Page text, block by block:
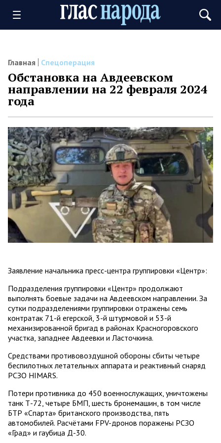
Главная Спецоперация
Обстановка на Авдеевском
направлении на 22 февраля 2024
года
Заявление начальника пресс-центра группировки «Центр»:
Подразделения группировки «Центр» продолжают
выполнять боевые задачи на Авдеевском направлении. За
сутки подразделениями группировки отражены семь
контратак 71-й егерской, 3-й штурмовой и 53-й
механизированной бригад в районах Красногоровского
участка, западнее Авдеевки и Ласточкина.
Средствами противовоздушной обороны сбиты четыре
беспилотных летательных аппарата и реактивный снаряд
РСЗО HIMARS.
Потери противника до 450 военнослужащих, уничтожены
танк Т-72, четыре БМП, шесть бронемашин, в том числе
БТР «Спарта» британского производства, пять
автомобилей. Расчётами FPV-дронов поражены РСЗО
«Град» и гаубица Д-30.